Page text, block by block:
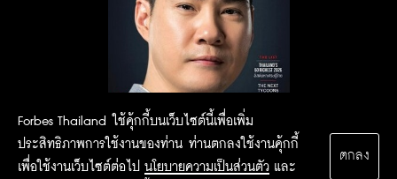
Forbes Thailand ใช้คุ้กกี้บนเว็บไซต์นี้เพื่อเพิ่ม
ประสิทธิภาพการใช้งานของท่าน ท่านตกลงใช้งานคุ้กกี้
เพื่อใช้งานเว็บไซต์ต่อไป นโยบายความเป็นส่วนตัว และ
ตกลง